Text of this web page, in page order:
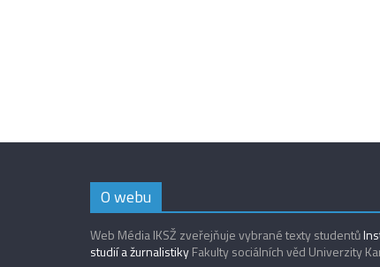
O webu
Web Média IKSŽ zveřejňuje vybrané texty studentů
studií a žurnalistikyFakulty sociálních věd Univerzity